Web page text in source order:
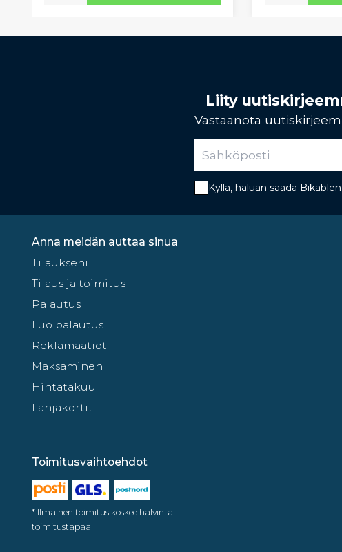
Liity
Vastaanota
Kyllä, haluan saada
Anna meidän auttaa sinua
Tilaukseni
Tilaus ja toimitus
Palautus
Luo palautus
Reklamaatiot
Maksaminen
Hintatakuu
Lahjakortit
Toimitusvaihtoehdot
* Ilmainen toimitus koskee halvinta
toimitustapaa